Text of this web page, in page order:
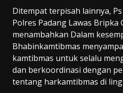
Ditempat terpisah lainnya,
Polres Padang Lawas Bripka
menambahkan Dalam
Bhabinkamtibmas
kamtibmas untuk selalu
dan berkoordinasi dengan
tentang harkamtibmas di